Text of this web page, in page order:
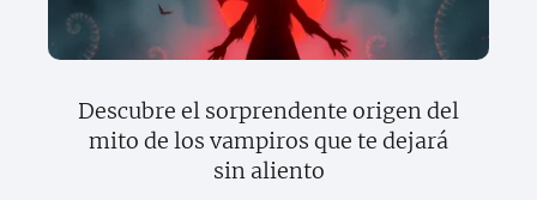
Descubre el sorprendente origen del
mito de los vampiros que te dejará
sin aliento